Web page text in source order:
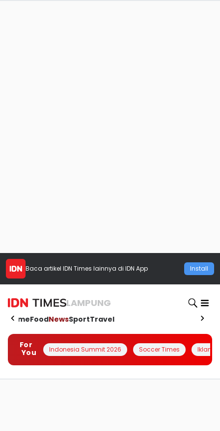
Baca artikel IDN Times lainnya di IDN App Install
LAMPUNG
HomeFoodNewsSportTravel
For
You
Indonesia Summit 2026 Soccer Times Iklanin